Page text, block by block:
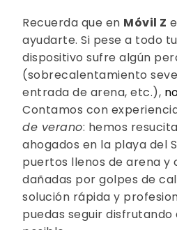
Recuerda que en Móvil Z
ayudarte. Si pese a todo
dispositivo sufre algún
(sobrecalentamiento
entrada de arena, etc.),
Contamos con
de verano: hemos
ahogados en la playa del
puertos llenos de arena
dañadas por golpes de
solución rápida y
puedas seguir